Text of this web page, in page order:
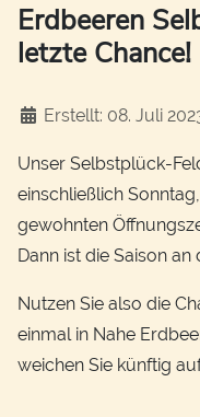
Erdbeeren
letzte Chance!
DetailsErstellt: 08. Juli
Unser Selbstplück-
einschließlich
gewohnten
Dann ist die Saison
Nutzen Sie also die
einmal in Nahe
weichen Sie künftig